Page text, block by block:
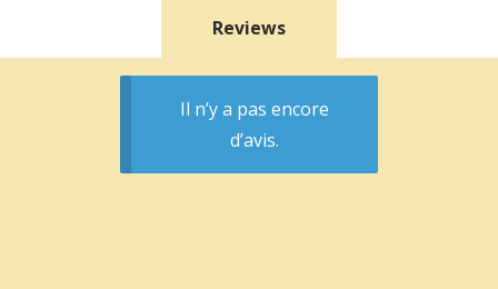
Reviews
Il n’y a pas encore
d’avis.